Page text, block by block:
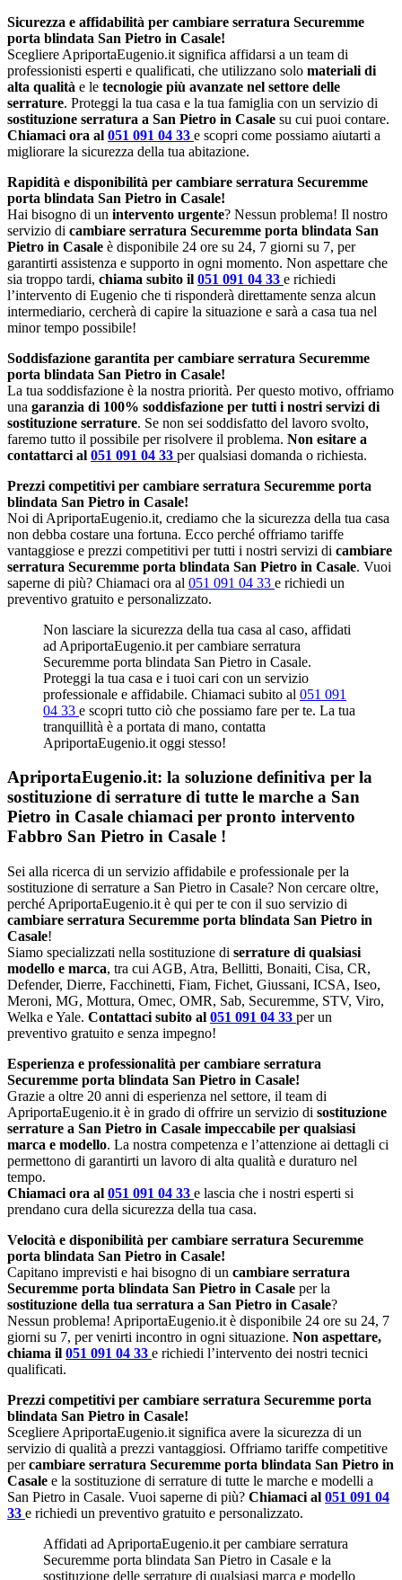
Sicurezza e affidabilità per cambiare serratura Securemme
porta blindata San Pietro in Casale!
Scegliere ApriportaEugenio.it significa affidarsi a un team di
professionisti esperti e qualificati, che utilizzano solo materiali di
alta qualità e le tecnologie più avanzate nel settore delle
serrature. Proteggi la tua casa e la tua famiglia con un servizio di
sostituzione serratura a San Pietro in Casale su cui puoi contare.
Chiamaci ora al 051 091 04 33 e scopri come possiamo aiutarti a
migliorare la sicurezza della tua abitazione.
Rapidità e disponibilità per cambiare serratura Securemme
porta blindata San Pietro in Casale!
Hai bisogno di un intervento urgente? Nessun problema! Il nostro
servizio di cambiare serratura Securemme porta blindata San
Pietro in Casale è disponibile 24 ore su 24, 7 giorni su 7, per
garantirti assistenza e supporto in ogni momento. Non aspettare che
sia troppo tardi, chiama subito il 051 091 04 33 e richiedi
l’intervento di Eugenio che ti risponderà direttamente senza alcun
intermediario, cercherà di capire la situazione e sarà a casa tua nel
minor tempo possibile!
Soddisfazione garantita per cambiare serratura Securemme
porta blindata San Pietro in Casale!
La tua soddisfazione è la nostra priorità. Per questo motivo, offriamo
una garanzia di 100% soddisfazione per tutti i nostri servizi di
sostituzione serrature. Se non sei soddisfatto del lavoro svolto,
faremo tutto il possibile per risolvere il problema. Non esitare a
contattarci al 051 091 04 33 per qualsiasi domanda o richiesta.
Prezzi competitivi per cambiare serratura Securemme porta
blindata San Pietro in Casale!
Noi di ApriportaEugenio.it, crediamo che la sicurezza della tua casa
non debba costare una fortuna. Ecco perché offriamo tariffe
vantaggiose e prezzi competitivi per tutti i nostri servizi di cambiare
serratura Securemme porta blindata San Pietro in Casale. Vuoi
saperne di più? Chiamaci ora al 051 091 04 33 e richiedi un
preventivo gratuito e personalizzato.
Non lasciare la sicurezza della tua casa al caso, affidati
ad ApriportaEugenio.it per cambiare serratura
Securemme porta blindata San Pietro in Casale.
Proteggi la tua casa e i tuoi cari con un servizio
professionale e affidabile. Chiamaci subito al 051 091
04 33 e scopri tutto ciò che possiamo fare per te. La tua
tranquillità è a portata di mano, contatta
ApriportaEugenio.it oggi stesso!
ApriportaEugenio.it: la soluzione definitiva per la
sostituzione di serrature di tutte le marche a San
Pietro in Casale chiamaci per pronto intervento
Fabbro San Pietro in Casale !
Sei alla ricerca di un servizio affidabile e professionale per la
sostituzione di serrature a San Pietro in Casale? Non cercare oltre,
perché ApriportaEugenio.it è qui per te con il suo servizio di
cambiare serratura Securemme porta blindata San Pietro in
Casale!
Siamo specializzati nella sostituzione di serrature di qualsiasi
modello e marca, tra cui AGB, Atra, Bellitti, Bonaiti, Cisa, CR,
Defender, Dierre, Facchinetti, Fiam, Fichet, Giussani, ICSA, Iseo,
Meroni, MG, Mottura, Omec, OMR, Sab, Securemme, STV, Viro,
Welka e Yale. Contattaci subito al 051 091 04 33 per un
preventivo gratuito e senza impegno!
Esperienza e professionalità per cambiare serratura
Securemme porta blindata San Pietro in Casale!
Grazie a oltre 20 anni di esperienza nel settore, il team di
ApriportaEugenio.it è in grado di offrire un servizio di sostituzione
serrature a San Pietro in Casale impeccabile per qualsiasi
marca e modello. La nostra competenza e l’attenzione ai dettagli ci
permettono di garantirti un lavoro di alta qualità e duraturo nel
tempo.
Chiamaci ora al 051 091 04 33 e lascia che i nostri esperti si
prendano cura della sicurezza della tua casa.
Velocità e disponibilità per cambiare serratura Securemme
porta blindata San Pietro in Casale!
Capitano imprevisti e hai bisogno di un cambiare serratura
Securemme porta blindata San Pietro in Casale per la
sostituzione della tua serratura a San Pietro in Casale?
Nessun problema! ApriportaEugenio.it è disponibile 24 ore su 24, 7
giorni su 7, per venirti incontro in ogni situazione. Non aspettare,
chiama il 051 091 04 33 e richiedi l’intervento dei nostri tecnici
qualificati.
Prezzi competitivi per cambiare serratura Securemme porta
blindata San Pietro in Casale!
Scegliere ApriportaEugenio.it significa avere la sicurezza di un
servizio di qualità a prezzi vantaggiosi. Offriamo tariffe competitive
percambiare serratura Securemme porta blindata San Pietro in
Casale e la sostituzione di serrature di tutte le marche e modelli a
San Pietro in Casale. Vuoi saperne di più? Chiamaci al 051 091 04
33 e richiedi un preventivo gratuito e personalizzato.
Affidati ad ApriportaEugenio.it per cambiare serratura
Securemme porta blindata San Pietro in Casale e la
sostituzione delle serrature di qualsiasi marca e modello